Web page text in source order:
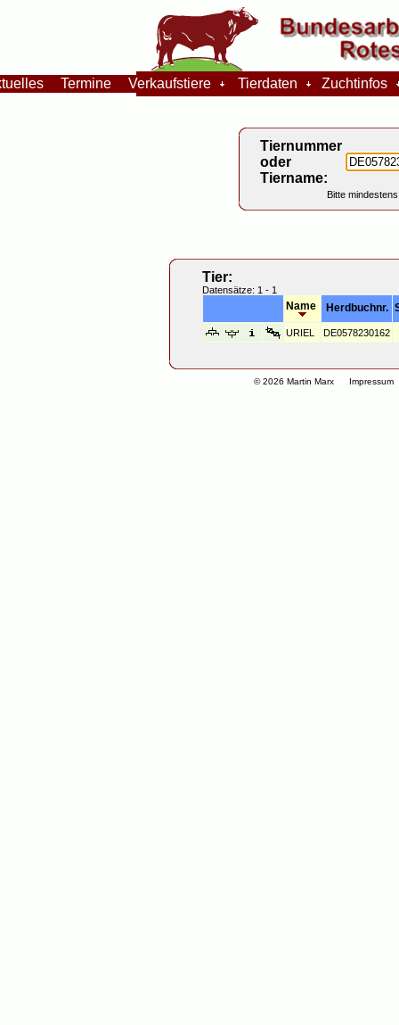
© 2026 Martin Marx Impressum
Termine Verkaufstiere Tierdaten Zuchtinfos
Tiernummer
oder
Tiername:
Bitte
Tier:
Datensätze: 1 - 1
Name Herdbuchnr.
URIEL DE0578230162